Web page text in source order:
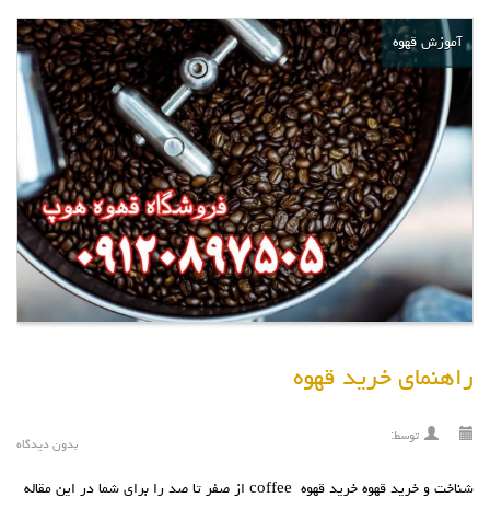
آموزش قهوه
راهنمای خرید قهوه
توسط:
بدون دیدگاه
شناخت و خرید قهوه خرید قهوه coffee از صفر تا صد را برای شما در این مقاله